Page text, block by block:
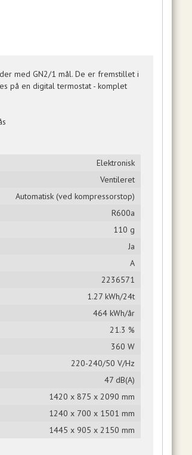
med GN2/1 mål. De er fremstillet i
på en digital termostat - komplet
Elektronisk
Ventileret
Automatisk (ved kompressorstop)
R600a
110 g
Ja
A
2236571
1.27 kWh/24t
464 kWh/år
21.3 %
360 W
220-240/50 V/Hz
47 dB(A)
1420 x 875 x 2090 mm
1240 x 700 x 1501 mm
1445 x 905 x 2150 mm